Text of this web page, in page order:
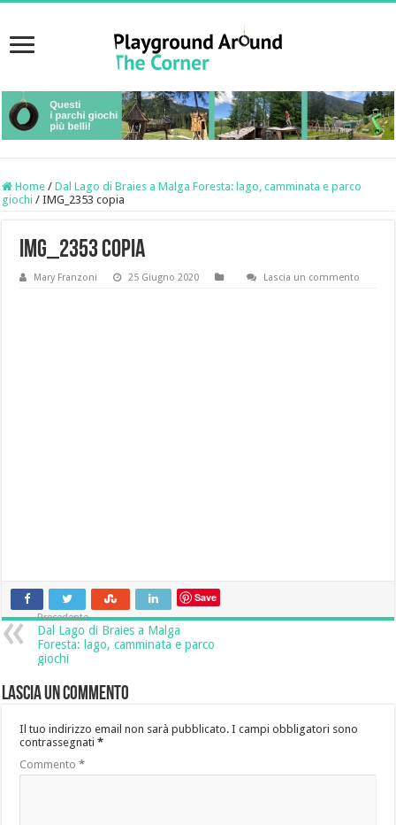
Home / Dal Lago di Braies a Malga Foresta: lago, camminata e parco
giochi / IMG_2353 copia
IMG_2353 copia
Mary Franzoni 25 Giugno 2020 Lascia un commento
Save
Precedente
Dal Lago di Braies a Malga
Foresta: lago, camminata e parco
giochi
Lascia un commento
Il tuo indirizzo email non sarà pubblicato. I campi obbligatori sono
contrassegnati*
Commento*